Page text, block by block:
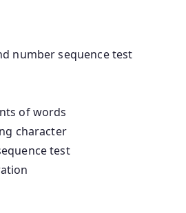
number sequence test
of words
character
test